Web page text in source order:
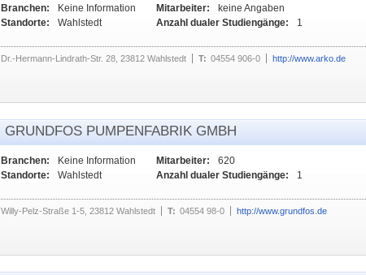
Branchen:
Keine Information
Standorte:
Wahlstedt
Mitarbeiter:
keine Angaben
Anzahl dualer Studiengänge:
1
Dr.-Hermann-Lindrath-Str. 28, 23812 Wahlstedt T: 04554 906-0 http://www.arko.de
GRUNDFOS PUMPENFABRIK GMBH
Branchen:
Keine Information
Standorte:
Wahlstedt
Mitarbeiter:
620
Anzahl dualer Studiengänge:
1
Willy-Pelz-Straße 1-5, 23812 Wahlstedt T: 04554 98-0 http://www.grundfos.de